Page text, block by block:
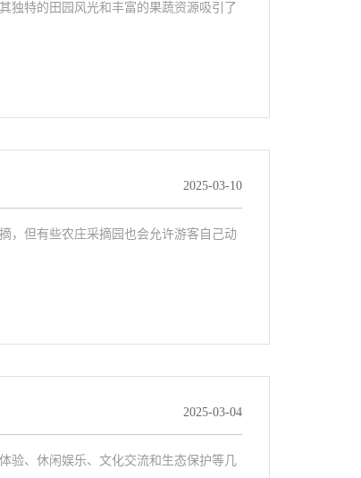
独特的田园风光和丰富的果蔬资源吸引了
2025-03-10
，但有些农庄采摘园也会允许游客自己动
2025-03-04
验、休闲娱乐、文化交流和生态保护等几